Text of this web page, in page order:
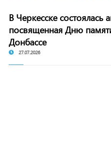
В Черкесске состоялась
посвященная Дню
Донбассе
27.07.2026